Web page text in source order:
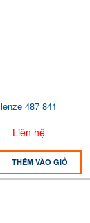
lenze 487 841
Liên hệ
THÊM VÀO GIỎ